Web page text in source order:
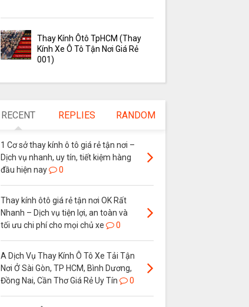
Thay Kính Ôtô TpHCM (Thay
Kính Xe Ô Tô Tận Nơi Giá Rẻ
001)
RECENT REPLIES RANDOM
1 Cơ sở thay kính ô tô giá rẻ tận nơi –
Dịch vụ nhanh, uy tín, tiết kiệm hàng
đầu hiện nay
0
Thay kính ôtô giá rẻ tận nơi OK Rất
Nhanh – Dịch vụ tiện lợi, an toàn và
tối ưu chi phí cho mọi chủ xe
0
A Dịch Vụ Thay Kính Ô Tô Xe Tải Tận
Nơi Ở Sài Gòn, TP HCM, Bình Dương,
Đồng Nai, Cần Thơ Giá Rẻ Uy Tín
0